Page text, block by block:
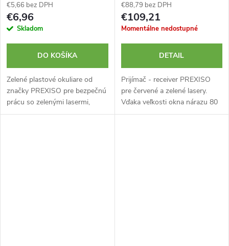
€5,66 bez DPH
€6,96
Skladom
DO KOŠÍKA
Zelené plastové okuliare od
značky PREXISO pre bezpečnú
prácu so zelenými lasermi,
navrhnuté na ochranu pred
€88,79 bez DPH
€109,21
Momentálne nedostupné
DETAIL
Prijímač - receiver PREXISO
pre červené a zelené lasery.
Vďaka veľkosti okna nárazu 80
mm. Jednoduchá lokalizácia